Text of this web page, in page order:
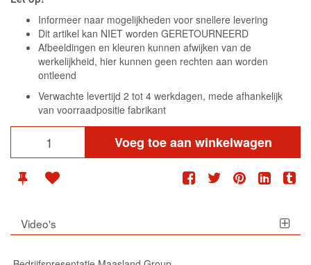
Informeer naar mogelijkheden voor snellere levering
Dit artikel kan NIET worden GERETOURNEERD
Afbeeldingen en kleuren kunnen afwijken van de
werkelijkheid, hier kunnen geen rechten aan worden
ontleend
Verwachte levertijd 2 tot 4 werkdagen, mede afhankelijk
van voorraadpositie fabrikant
Voeg toe aan winkelwagen
Video's